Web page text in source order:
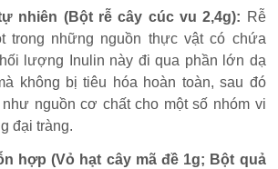
nhiên (Bột rễ cây cúc vu 2,4g): Rễ
trong những nguồn thực vật có chứa
lượng Inulin này đi qua phần lớn dạ
không bị tiêu hóa hoàn toàn, sau đó
nguồn cơ chất cho một số nhóm vi
đại tràng.
hợp (Vỏ hạt cây mã đề 1g; Bột quả